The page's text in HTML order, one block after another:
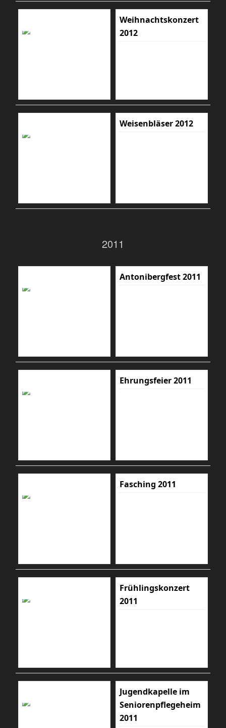
Weihnachtskonzert
2012
Weisenbläser 2012
2011
Antonibergfest 2011
Ehrungsfeier 2011
Fasching 2011
Frühlingskonzert
2011
Jugendkapelle im
Seniorenpflegeheim
2011